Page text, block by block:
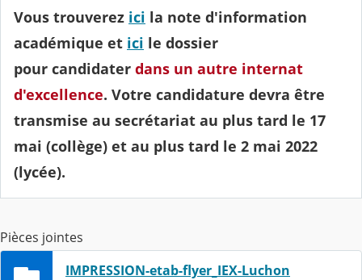
Vous trouverez ici la note d'information
académique et ici le dossier
pour candidater dans un autre internat
d'excellence. Votre candidature devra être
transmise au secrétariat au plus tard le 17
mai (collège) et au plus tard le 2 mai 2022
(lycée).
Pièces jointes
IMPRESSION-etab-flyer_IEX-Luchon